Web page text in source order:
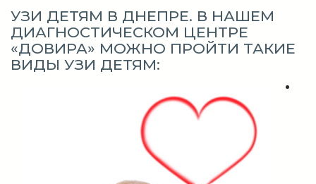
УЗИ ДЕТЯМ В ДНЕПРЕ. В НАШЕМ
ДИАГНОСТИЧЕСКОМ ЦЕНТРЕ
«ДОВИРА» МОЖНО ПРОЙТИ ТАКИЕ
ВИДЫ УЗИ ДЕТЯМ: